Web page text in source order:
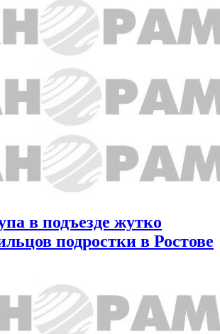
в подъезде жутко
подростки в Ростове